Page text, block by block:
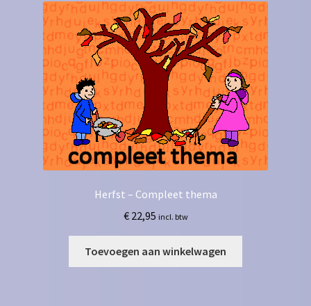
Herfst – Compleet thema
€22,95 incl. btw
Toevoegen aan winkelwagen